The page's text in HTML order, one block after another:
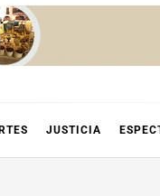
JUSTICIA